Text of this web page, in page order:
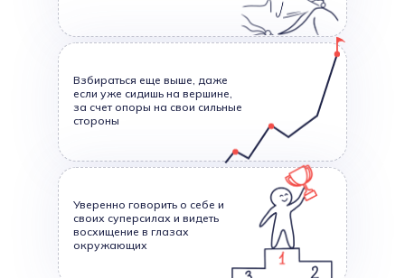
Взбираться еще выше, даже
если уже сидишь на вершине,
за счет опоры на свои сильные
стороны
Уверенно говорить о себе и
своих суперсилах и видеть
восхищение в глазах
окружающих